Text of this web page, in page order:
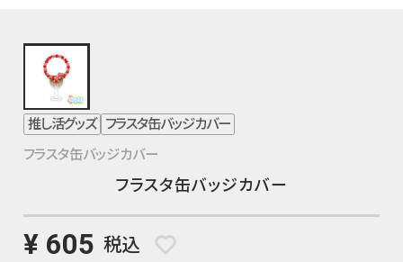
推し活グッズ フラスタ缶バッジカバー
フラスタ缶バッジカバー
フラスタ缶バッジカバー
¥ 605 税込